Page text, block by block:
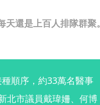
還是上百人排隊群聚。
順序，約33萬名醫事
北市議員戴瑋姍、何博